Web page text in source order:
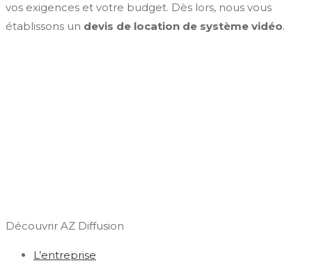
vos exigences et votre budget. Dès lors, nous vous
établissons un devis de location de système vidéo.
Découvrir AZ Diffusion
L’entreprise